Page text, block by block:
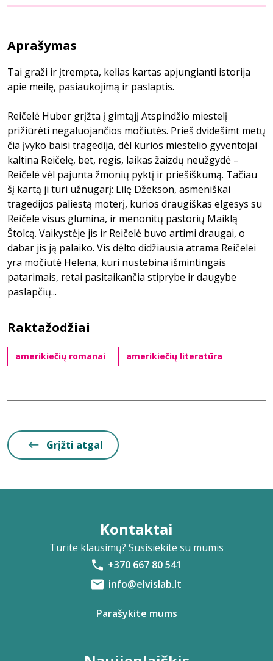
Aprašymas
Tai graži ir įtrempta, kelias kartas apjungianti istorija
apie meilę, pasiaukojimą ir paslaptis.
Reičelė Huber grįžta į gimtąjį Atspindžio miestelį
prižiūrėti negaluojančios močiutės. Prieš dvidešimt metų
čia įvyko baisi tragedija, dėl kurios miestelio gyventojai
kaltina Reičelę, bet, regis, laikas žaizdų neužgydė –
Reičelė vėl pajunta žmonių pyktį ir priešiškumą. Tačiau
šį kartą ji turi užnugarį: Lilę Džekson, asmeniškai
tragedijos paliestą moterį, kurios draugiškas elgesys su
Reičele visus glumina, ir menonitų pastorių Maiklą
Štolcą. Vaikystėje jis ir Reičelė buvo artimi draugai, o
dabar jis ją palaiko. Vis dėlto didžiausia atrama Reičelei
yra močiutė Helena, kuri nustebina išmintingais
patarimais, retai pasitaikančia stiprybe ir daugybe
paslapčių...
Raktažodžiai
amerikiečių romanai amerikiečių literatūra
Grįžti atgal
Kontaktai
Turite klausimų? Susisiekite su mumis
+370 667 80 541
info@elvislab.lt
Parašykite mums